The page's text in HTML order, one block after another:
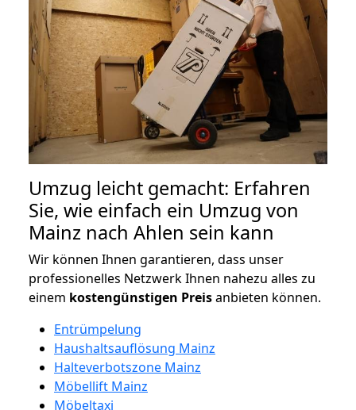
Umzug leicht gemacht: Erfahren
Sie, wie einfach ein Umzug von
Mainz nach Ahlen sein kann
Wir können Ihnen garantieren, dass unser
professionelles Netzwerk Ihnen nahezu alles zu
einem kostengünstigen Preisanbieten können.
Entrümpelung
Haushaltsauflösung Mainz
Halteverbotszone Mainz
Möbellift Mainz
Möbeltaxi